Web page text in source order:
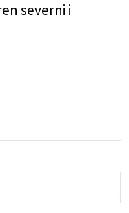
severni i